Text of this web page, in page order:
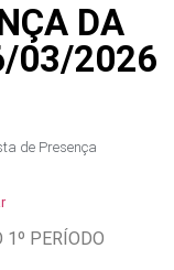
DA
03/2026
de Presença
PERÍODO